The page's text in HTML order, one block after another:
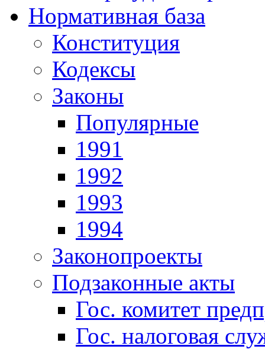
Нормативная база
Конституция
Кодексы
Законы
Популярные
1991
1992
1993
1994
Законопроекты
Подзаконные акты
Гос. комитет
Гос. налоговая